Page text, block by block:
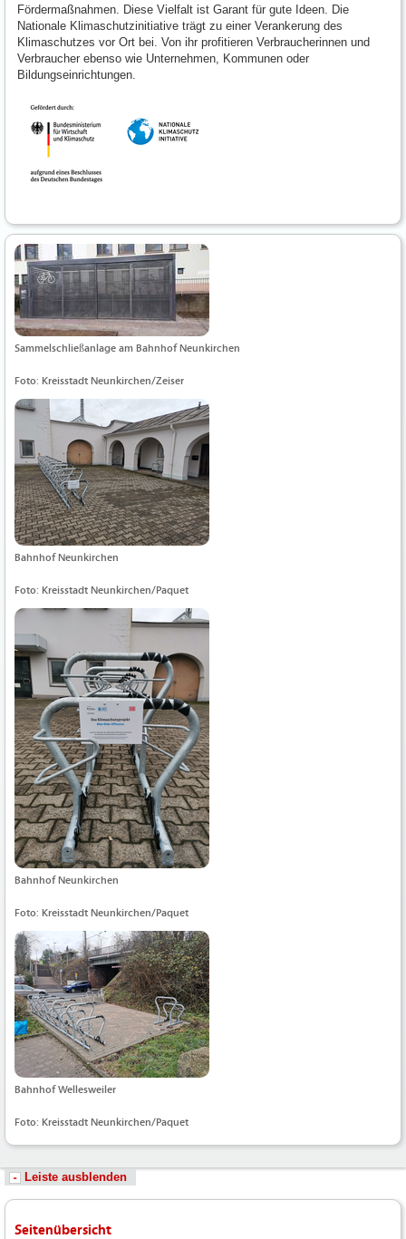
Fördermaßnahmen. Diese Vielfalt ist Garant für gute Ideen. Die
Nationale Klimaschutzinitiative trägt zu einer Verankerung des
Klimaschutzes vor Ort bei. Von ihr profitieren Verbraucherinnen und
Verbraucher ebenso wie Unternehmen, Kommunen oder
Bildungseinrichtungen.
Sammelschließanlage am Bahnhof Neunkirchen
Foto: Kreisstadt Neunkirchen/Zeiser
Bahnhof Neunkirchen
Foto: Kreisstadt Neunkirchen/Paquet
Bahnhof Neunkirchen
Foto: Kreisstadt Neunkirchen/Paquet
Bahnhof Wellesweiler
Foto: Kreisstadt Neunkirchen/Paquet
Leiste ausblenden
Seitenübersicht